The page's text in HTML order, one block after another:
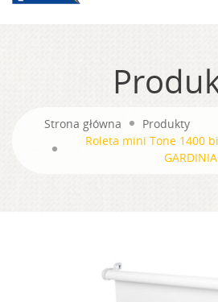
Strona główna
Produkty
Roleta mini Tone 1400
GARDINIA